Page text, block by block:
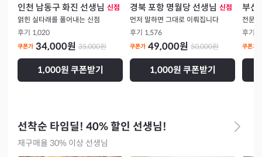
인천 남동구 화진 선생님 신점
얽힌 실타래를 풀어내는 신점
후기 1,020
쿠폰가 34,000원 35,000원
1,000원 쿠폰받기
경북 포항 명월당 선생님 신점
먼저 말하면 그대로 이뤄집니다
후기 1,576
쿠폰가 49,000원 50,000원
1,000원 쿠폰받기
부산
전문
후기
쿠폰가
선착순 타임딜! 40% 할인 선생님!
재구매율 30% 이상 선생님